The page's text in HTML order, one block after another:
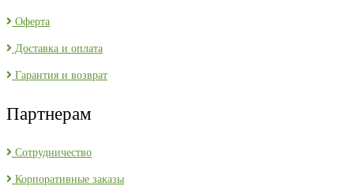
Оферта
Доставка и оплата
Гарантия и возврат
Партнерам
Сотрудничество
Корпоративные заказы